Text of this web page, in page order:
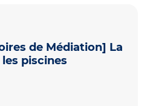
de Médiation] La
piscines